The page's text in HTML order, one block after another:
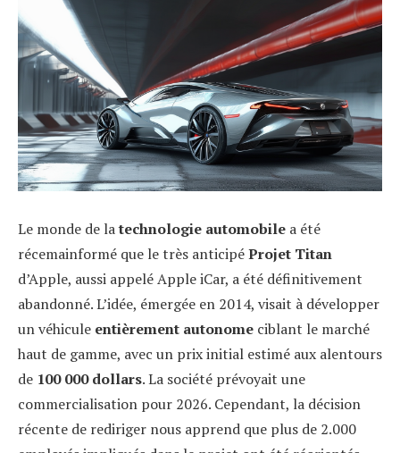
Le monde de latechnologie automobile a été
récemainformé que le très anticipéProjet Titan
d’Apple, aussi appelé Apple iCar, a été définitivement
abandonné. L’idée, émergée en 2014, visait à développer
un véhicule entièrement autonome ciblant le marché
haut de gamme, avec un prix initial estimé aux alentours
de 100 000 dollars. La société prévoyait une
commercialisation pour 2026. Cependant, la décision
récente de rediriger nous apprend que plus de 2.000